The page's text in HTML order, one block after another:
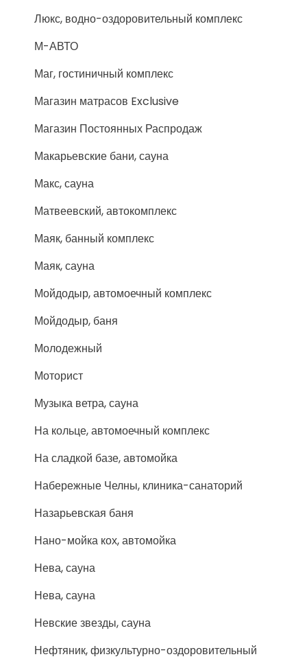
Люкс, водно-оздоровительный комплекс
М-АВТО
Маг, гостиничный комплекс
Магазин матрасов Exclusive
Магазин Постоянных Распродаж
Макарьевские бани, сауна
Макс, сауна
Матвеевский, автокомплекс
Маяк, банный комплекс
Маяк, сауна
Мойдодыр, автомоечный комплекс
Мойдодыр, баня
Молодежный
Моторист
Музыка ветра, сауна
На кольце, автомоечный комплекс
На сладкой базе, автомойка
Набережные Челны, клиника-санаторий
Назарьевская баня
Нано-мойка кох, автомойка
Нева, сауна
Нева, сауна
Невские звезды, сауна
Нефтяник, физкультурно-оздоровительный